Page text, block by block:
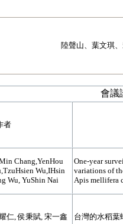
陸聲山、葉文琪
會議
者
Chang,YenHou
Wu,IHsin
Wu, YuShin Nai
One-year
variations of
Apis mellifera
仁, 侯秉賦, 宋一鑫 台灣的水稻葉